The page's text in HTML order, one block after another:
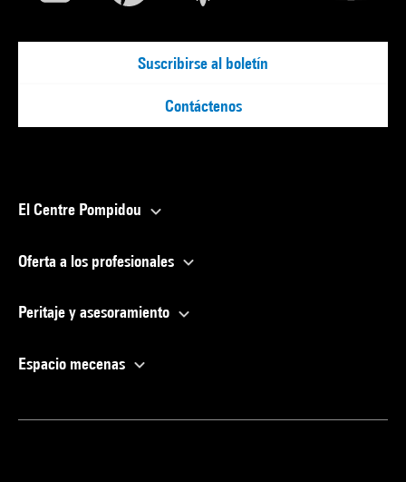
Suscribirse al boletín
Contáctenos
El Centre Pompidou
Oferta a los profesionales
Peritaje y asesoramiento
Espacio mecenas